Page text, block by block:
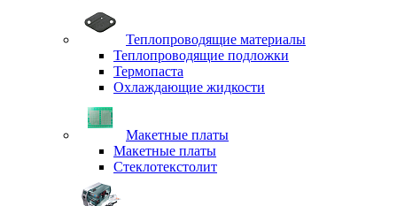
Теплопроводящие материалы
Теплопроводящие подложки
Термопаста
Охлаждающие жидкости
Макетные платы
Макетные платы
Стеклотекстолит